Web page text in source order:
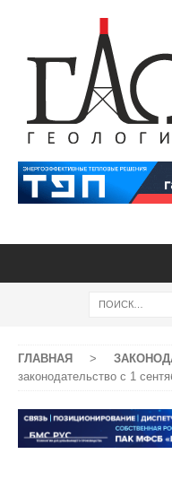
ГЛАВНАЯ >
законодательство с 1